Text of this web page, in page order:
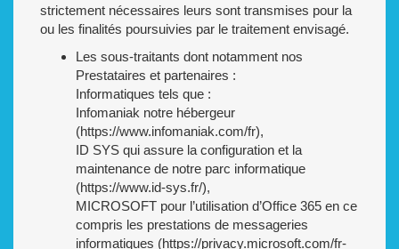
strictement nécessaires leurs sont transmises pour la
ou les finalités poursuivies par le traitement envisagé.
Les sous-traitants dont notamment nos
Prestataires et partenaires :
Informatiques tels que :
Infomaniak notre hébergeur
(https://www.infomaniak.com/fr),
ID SYS qui assure la configuration et la
maintenance de notre parc informatique
(https://www.id-sys.fr/),
MICROSOFT pour l’utilisation d’Office 365 en ce
compris les prestations de messageries
informatiques (https://privacy.microsoft.com/fr-